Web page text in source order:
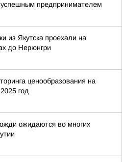
успешным предпринимателем
из Якутска проехали на
до Нерюнгри
ценообразования на
год
ожидаются во многих